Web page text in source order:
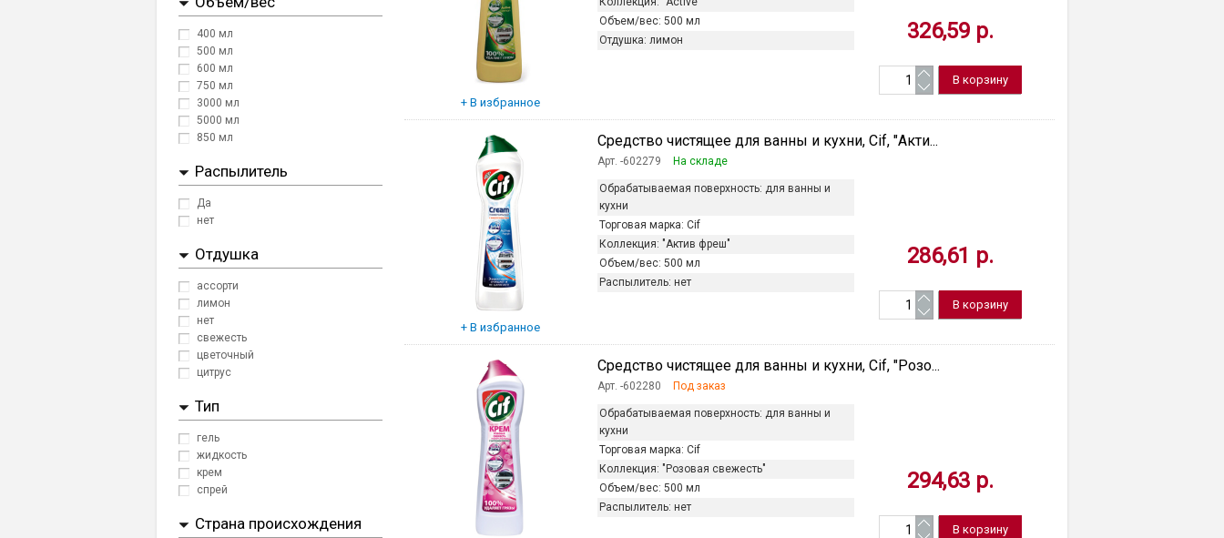
400 мл
500 мл
600 мл
750 мл
3000 мл
5000 мл
850 мл
Распылитель
Да
нет
Отдушка
ассорти
лимон
нет
свежесть
цветочный
цитрус
Тип
гель
жидкость
крем
спрей
Страна происхождения
Объем/вес: 500 мл
Отдушка: лимон 326,59 р.
Средство чистящее для ванны и кухни, Cif, "Акти...
Арт. -602279 На складе
Обрабатываемая поверхность: для ванны и
кухни
Торговая марка: Cif
Коллекция: "Актив фреш"
Объем/вес: 500 мл
Распылитель: нет
286,61 р.
Средство чистящее для ванны и кухни, Cif, "Розо...
Арт. -602280 Под заказ
Обрабатываемая поверхность: для ванны и
кухни
Торговая марка: Cif
Коллекция: "Розовая свежесть"
Объем/вес: 500 мл
Распылитель: нет
294,63 р.